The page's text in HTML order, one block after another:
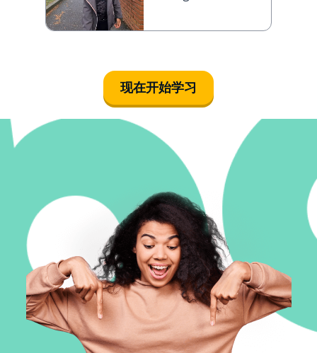
现在开始学习